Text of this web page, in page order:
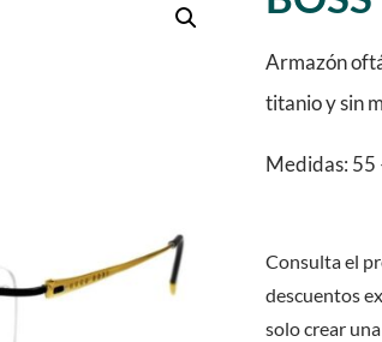
Armazón
titanio y sin
Medidas: 55
Consulta el
descuentos
solo crear